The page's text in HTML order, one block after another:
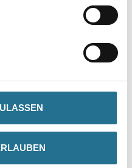
Bitte einloggen, um Preise zu